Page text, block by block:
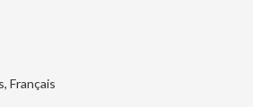
Français